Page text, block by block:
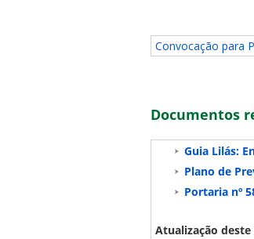
Convocação para
Documentos
Guia Lilás:
Plano de
Portaria nº
Atualização